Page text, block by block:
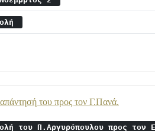
του προς τον Γ.Πανά.
του Π.Αργυρόπουλου προς τον